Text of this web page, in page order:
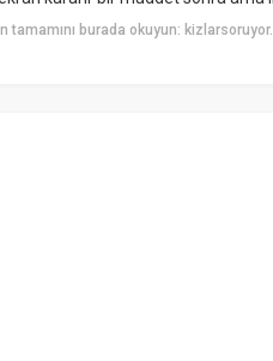
tamamını burada okuyun: